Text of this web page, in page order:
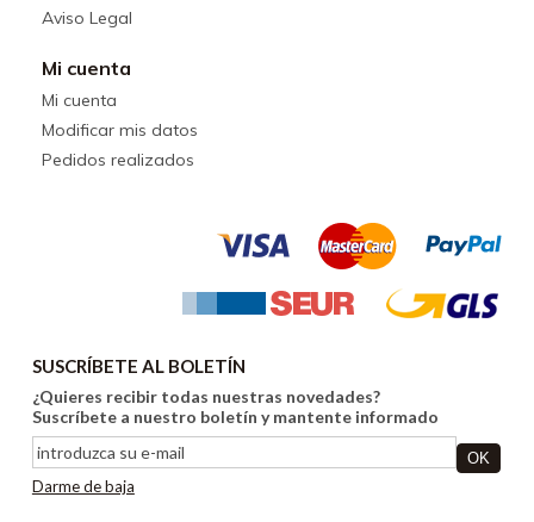
Aviso Legal
Mi cuenta
Mi cuenta
Modificar mis datos
Pedidos realizados
SUSCRÍBETE AL BOLETÍN
¿Quieres recibir todas nuestras novedades?
Suscríbete a nuestro boletín y mantente informado
Darme de baja